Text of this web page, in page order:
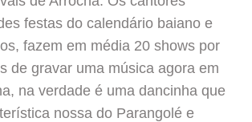
festas do calendário baiano e
fazem em média 20 shows por
de gravar uma música agora em
na verdade é uma dancinha que
nossa do Parangolé e